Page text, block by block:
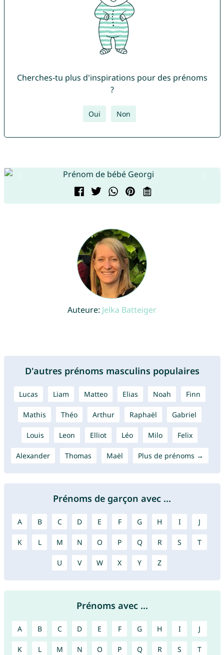
Cherches-tu plus d'inspirations pour des prénoms
?
Oui Non
Auteure: Jelka Batteiger
D'autres prénoms masculins populaires
Lucas Liam Matteo Elias Noah Finn
Mathis Théo Arthur Raphaël Gabriel
Louis Leon Elliot Léo Milo Felix
Alexander Thomas Maël Plus de prénoms →
Prénoms de garçon avec ...
A B C D E F G H I J
K L M N O P Q R S T
U V W X Y Z
Prénoms avec ...
A B C D E F G H I J
K L M N O P Q R S T